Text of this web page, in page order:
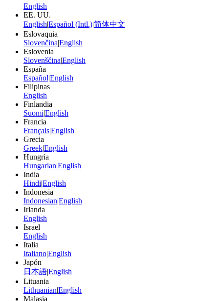
English
EE. UU.
English|Español (Intl.)|简体中文
Eslovaquia
Slovenčina|English
Eslovenia
Slovenščina|English
España
Español|English
Filipinas
English
Finlandia
Suomi|English
Francia
Français|English
Grecia
Greek|English
Hungría
Hungarian|English
India
Hindi|English
Indonesia
Indonesian|English
Irlanda
English
Israel
English
Italia
Italiano|English
Japón
日本語|English
Lituania
Lithuanian|English
Malasia